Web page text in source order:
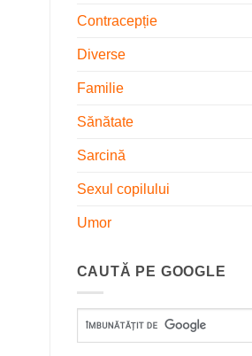
Contracepție
Diverse
Familie
Sănătate
Sarcină
Sexul copilului
Umor
CAUTĂ PE GOOGLE